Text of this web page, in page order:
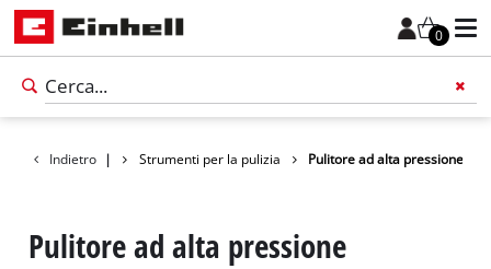
0
Indietro |
Prodotti Strumenti per la pulizia Pulitore ad alta pressione
Pulitore ad alta pressione